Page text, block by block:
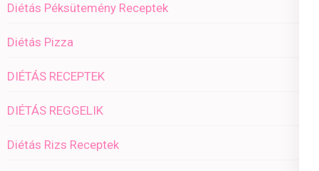
Diétás Péksütemény Receptek
Diétás Pizza
DIÉTÁS RECEPTEK
DIÉTÁS REGGELIK
Diétás Rizs Receptek